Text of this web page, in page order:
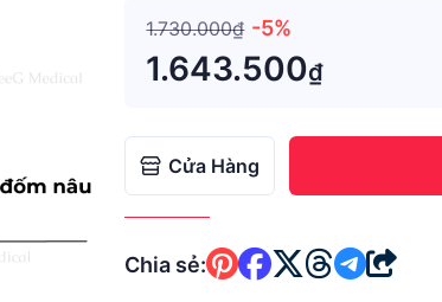
1.730.000₫ -5%
1.643.500₫
Cửa Hàng
Chia sẻ: